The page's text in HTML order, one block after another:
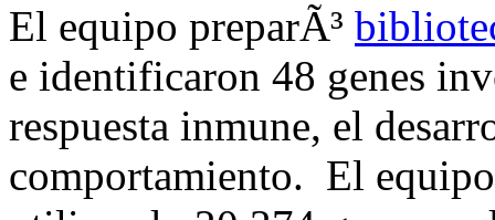
El equipo preparÃ³
e identificaron 48 genes
respuesta inmune, el
comportamiento. El